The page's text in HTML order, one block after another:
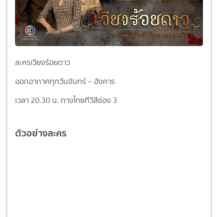
ละครเวียงร้อยดาว
ออกอากาศทุกวันจันทร์ – อังคาร
เวลา 20.30 น. ทางไทยทีวีสีช่อง 3
ตัวอย่างละคร